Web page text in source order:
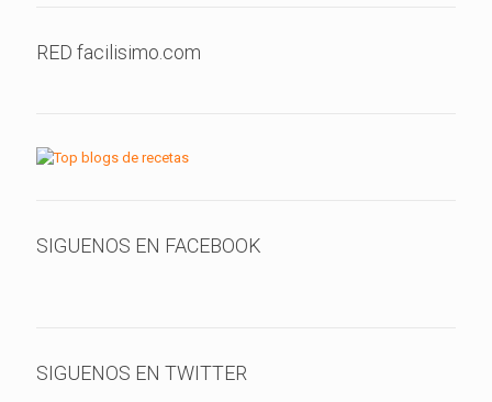
RED facilisimo.com
SIGUENOS EN FACEBOOK
SIGUENOS EN TWITTER